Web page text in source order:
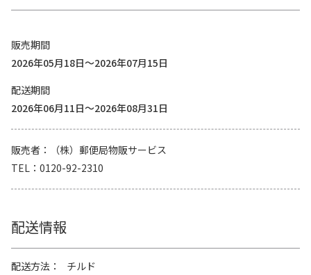
販売期間
2026年05月18日～2026年07月15日
配送期間
2026年06月11日～2026年08月31日
販売者
（株）郵便局物販サービス
TEL
0120-92-2310
配送情報
配送方法
チルド